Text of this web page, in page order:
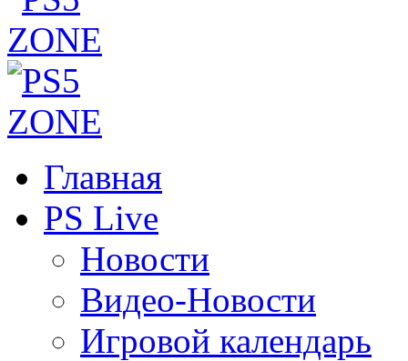
Главная
PS Live
Новости
Видео-Новости
Игровой календарь